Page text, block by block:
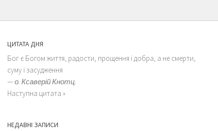
ЦИТАТА ДНЯ
Бог є Богом життя, радости, прощення і добра, а не смерти,
суму і засудження
—о. Ксаверій Кнотц.
Наступна цитата »
НЕДАВНІ ЗАПИСИ